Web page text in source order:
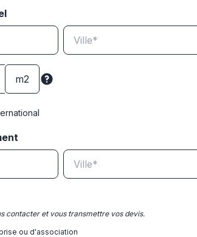
contacter et vous transmettre vos devis.
ou d'association